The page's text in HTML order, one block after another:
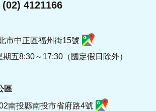
4121166
市中正區福州街15號
五8:30～17:30（國定假日除外）
區
南投縣南投市省府路4號